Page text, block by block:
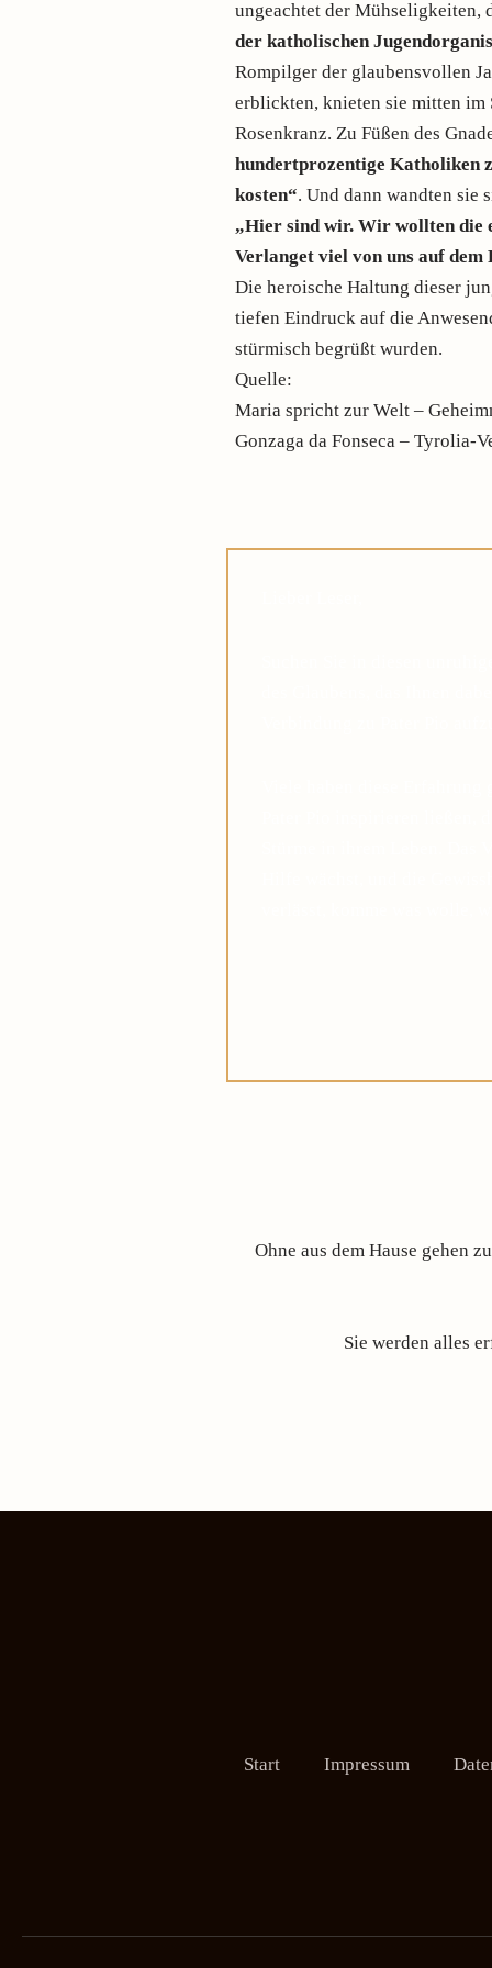
ungeachtet der Mühseligkeiten,
der katholischen
Rompilger der glaubensvollen
erblickten, knieten sie mitten im
Rosenkranz. Zu Füßen des
hundertprozentige Katholiken
kosten“. Und dann wandten sie
„Hier sind wir. Wir wollten die
Verlanget viel von uns auf dem
Die heroische Haltung dieser
tiefen Eindruck auf die
stürmisch begrüßt wurden.
Quelle:
Maria spricht zur Welt –
Gonzaga da Fonseca – Tyrolia-
Ohne aus dem Hause gehen
Sie werden alles
Start Impressum